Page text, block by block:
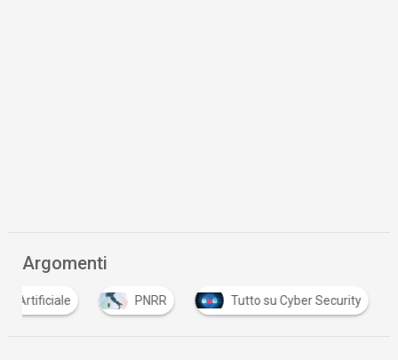
Argomenti
Artificiale PNRR Tutto su Cyber Security